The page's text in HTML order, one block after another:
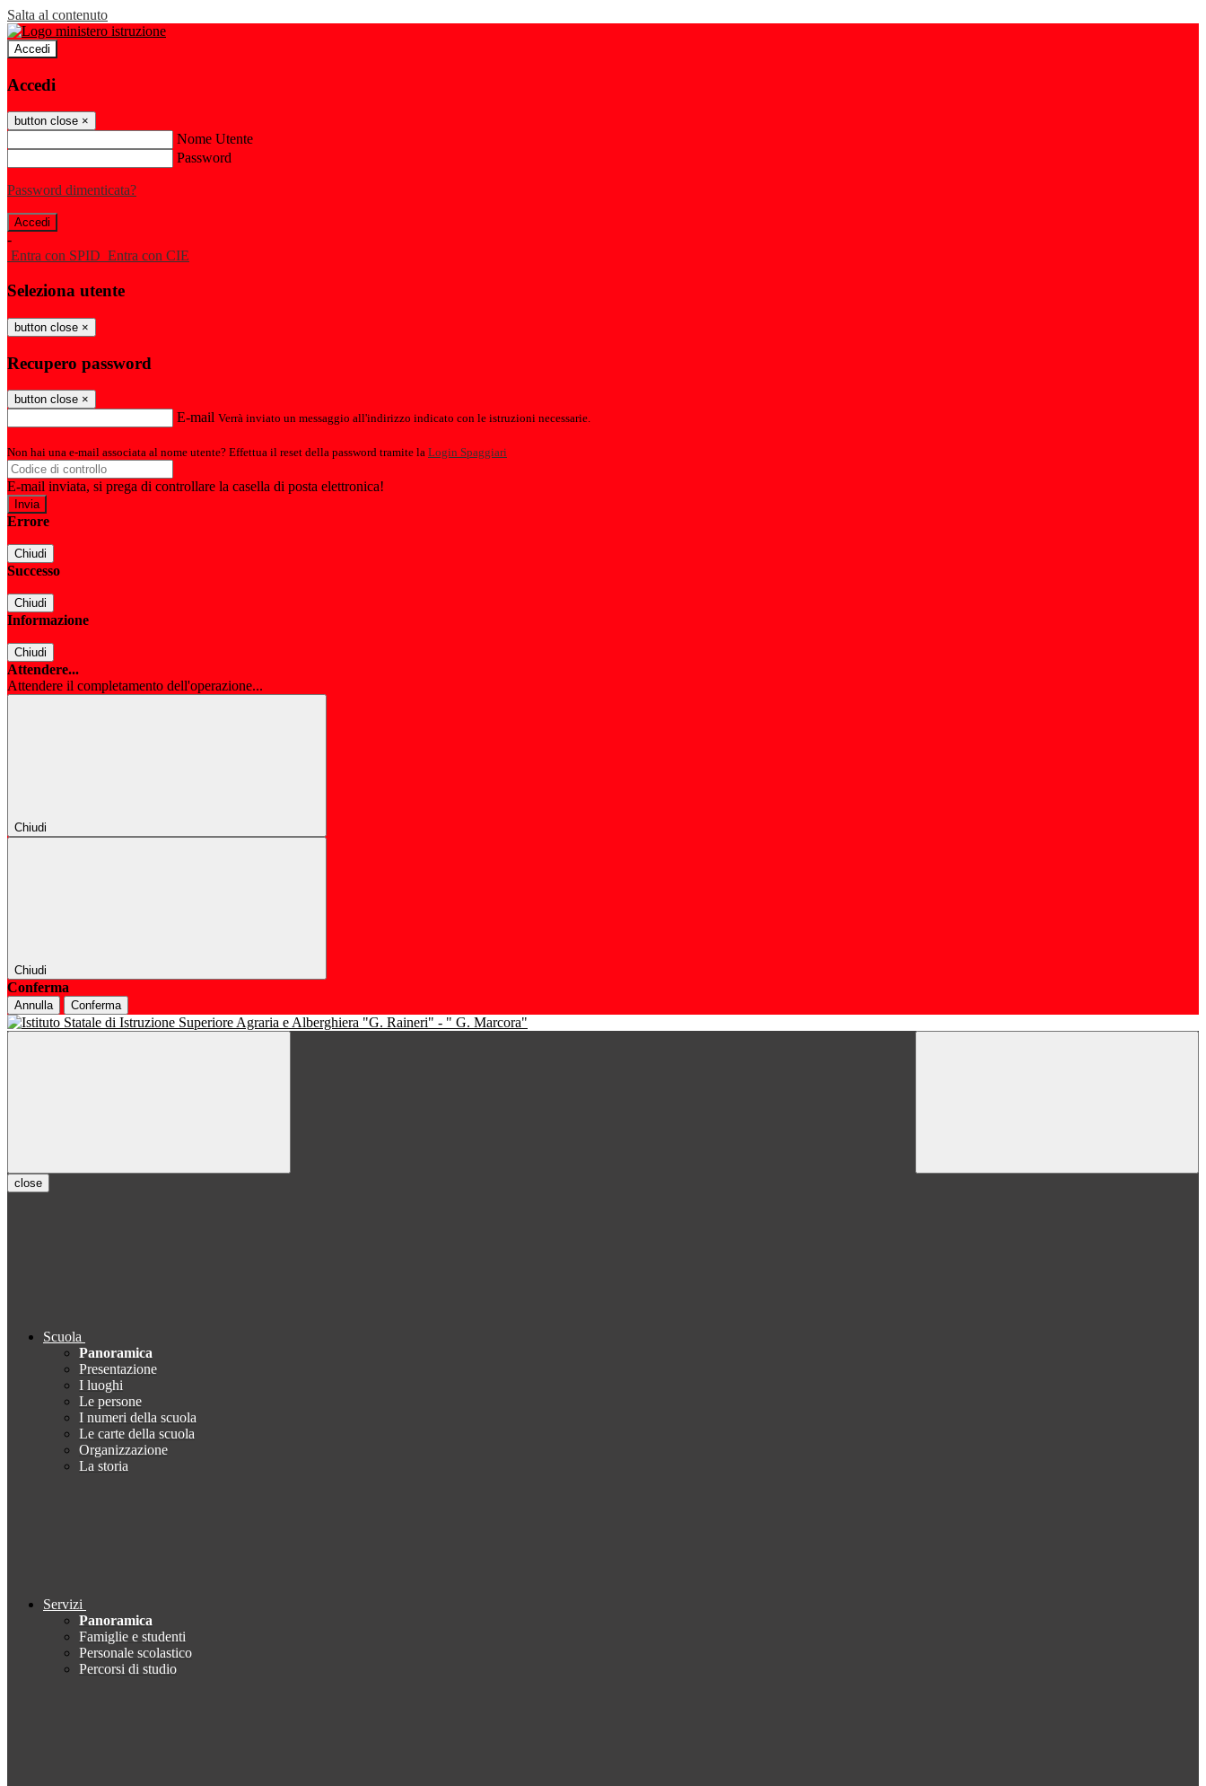
Salta al contenuto
Accedi
Accedi
button close ×
Nome Utente
Password
Password dimenticata?
-
Entra con SPID Entra con CIE
Seleziona utente
button close ×
Recupero password
button close ×
E-mail Verrà inviato un messaggio all'indirizzo indicato con le istruzioni necessarie.
Non hai una e-mail associata al nome utente? Effettua il reset della password tramite la Login Spaggiari
E-mail inviata, si prega di controllare la casella di posta elettronica!
Errore
Chiudi
Successo
Chiudi
Informazione
Chiudi
Attendere...
Attendere il completamento dell'operazione...
Chiudi
Chiudi
Conferma
Annulla Conferma
close
Scuola
Panoramica
Presentazione
I luoghi
Le persone
I numeri della scuola
Le carte della scuola
Organizzazione
La storia
Servizi
Panoramica
Famiglie e studenti
Personale scolastico
Percorsi di studio